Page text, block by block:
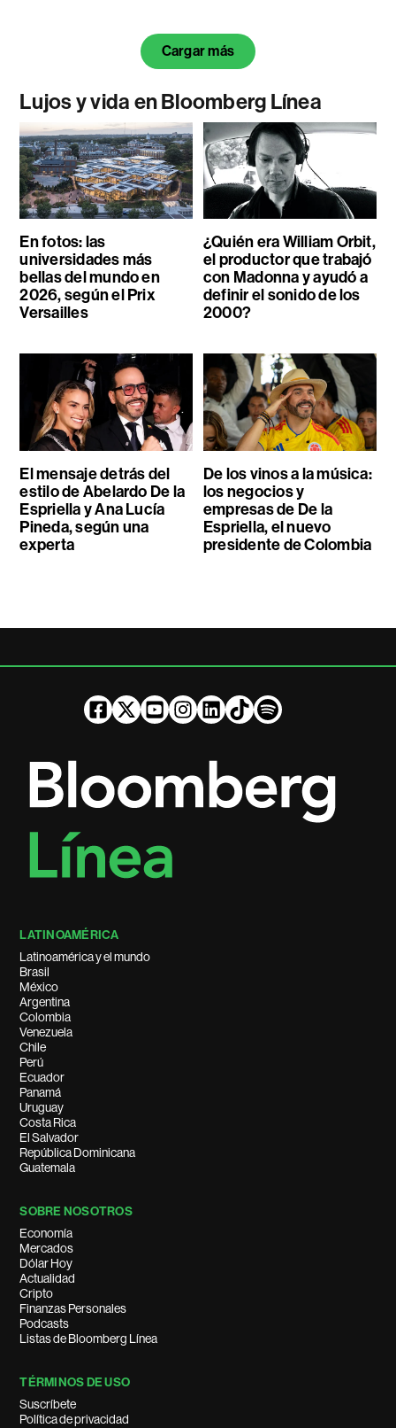
Cargar más
Lujos y vida en Bloomberg Línea
En fotos: las
universidades más
bellas del mundo en
2026, según el Prix
Versailles
¿Quién era William Orbit,
el productor que trabajó
con Madonna y ayudó a
definir el sonido de los
2000?
El mensaje detrás del
estilo de Abelardo De la
Espriella y Ana Lucía
Pineda, según una
experta
De los vinos a la música:
los negocios y
empresas de De la
Espriella, el nuevo
presidente de Colombia
LATINOAMÉRICA
Latinoamérica y el mundo
Brasil
México
Argentina
Colombia
Venezuela
Chile
Perú
Ecuador
Panamá
Uruguay
Costa Rica
El Salvador
República Dominicana
Guatemala
SOBRE NOSOTROS
Economía
Mercados
Dólar Hoy
Actualidad
Cripto
Finanzas Personales
Podcasts
Listas de Bloomberg Línea
TÉRMINOS DE USO
Suscríbete
Política de privacidad